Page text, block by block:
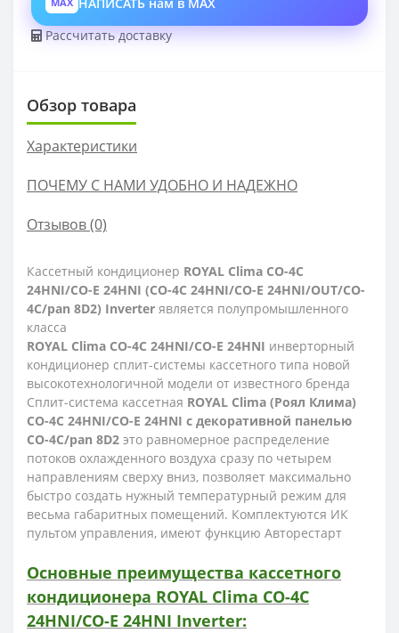
Рассчитать доставку
Обзор товара
Характеристики
ПОЧЕМУ С НАМИ УДОБНО И НАДЕЖНО
Отзывов (0)
Кассетный кондиционер ROYAL Clima CO-4C
24HNI/CO-E 24HNI (CO-4C 24HNI/CO-E 24HNI/OUT/CO-
4C/pan 8D2) Inverter является полупромышленного
класса
ROYAL Clima CO-4C 24HNI/CO-E 24HNI инверторный
кондиционер сплит-системы кассетного типа новой
высокотехнологичной модели от известного бренда
Сплит-система кассетная ROYAL Clima (Роял Клима)
CO-4C 24HNI/CO-E 24HNI с декоративной панелью
CO-4C/pan 8D2 это равномерное распределение
потоков охлажденного воздуха сразу по четырем
направлениям сверху вниз, позволяет максимально
быстро создать нужный температурный режим для
весьма габаритных помещений. Комплектуются ИК
пультом управления, имеют функцию Авторестарт
Основные преимущества кассетного
кондиционера ROYAL Clima CO-4C
24HNI/CO-E 24HNI Inverter: